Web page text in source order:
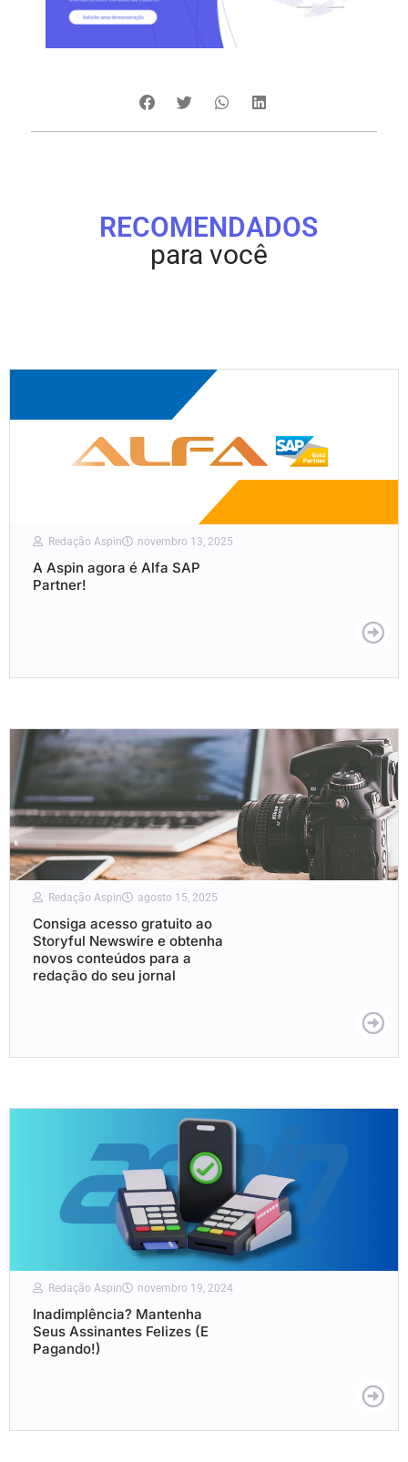
RECOMENDADOS
para você
Redação Aspin novembro 13, 2025
A Aspin agora é Alfa SAP
Partner!
Redação Aspin agosto 15, 2025
Consiga acesso gratuito ao
Storyful Newswire e obtenha
novos conteúdos para a
redação do seu jornal
Redação Aspin novembro 19, 2024
Inadimplência? Mantenha
Seus Assinantes Felizes (E
Pagando!)